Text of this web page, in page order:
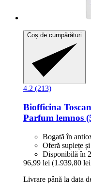
Coș de cumpărături
4.2 (213)
Biofficina
Parfum lemnos
Bogată în
Oferă suplețe
Disponibilă în
96,99 lei (1.939,80
Livrare până la data